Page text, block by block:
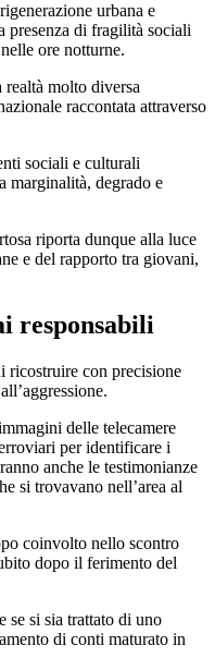
urbana e
presenza di fragilità sociali
ore notturne.
molto diversa
raccontata attraverso
sociali e culturali
marginalità, degrado e
riporta dunque alla luce
e del rapporto tra giovani,
responsabili
ricostruire con precisione
delle telecamere
per identificare i
anche le testimonianze
si trovavano nell’area al
coinvolto nello scontro
dopo il ferimento del
se si sia trattato di uno
di conti maturato in